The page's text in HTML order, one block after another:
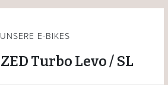
UNSERE E-BIKES
Turbo Levo / SL